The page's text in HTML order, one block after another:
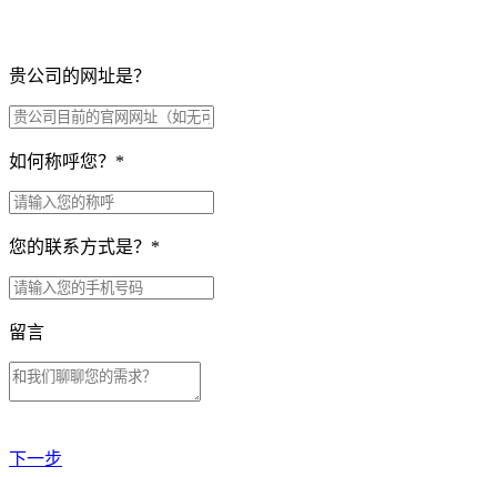
贵公司的网址是？
如何称呼您？ *
您的联系方式是？ *
留言
下一步